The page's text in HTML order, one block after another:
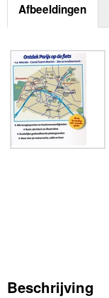
Afbeeldingen
Beschrijving